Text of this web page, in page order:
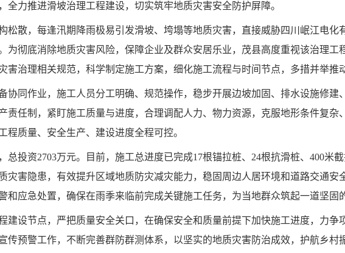
力推进滑坡治理工程建设，切实筑牢地质灾害安全防护屏障。
松散，每逢汛期降雨极易引发滑坡、垮塌等地质灾害，直接威胁四川岷江电化
为彻底消除地质灾害风险，保障企业及群众安居乐业，茂县高度重视该治理工
治理相关规范，科学制定施工方案，细化施工流程与时间节点，多措并举推
协同作业，施工人员分工明确、规范操作，稳步开展边坡加固、排水设施修建
责任制，紧盯施工质量与进度，合理调配人力、物力资源，克服地形条件复杂
质量、安全生产、建设进度全程可控。
投资2703万元。目前，施工总进度已完成17根锚拉桩、24根抗滑桩、400米
灾害隐患，有效提升区域地质防灾减灾能力，稳固周边人居环境和道路交通安
应急处置，确保在雨季来临前完成关键施工任务，为当地群众筑起一道坚固
建设节点，严把质量安全关口，在确保安全和质量前提下加快施工进度，力争
传预警工作，不断完善群防群测体系，以坚实的地质灾害防治成效，护航乡村